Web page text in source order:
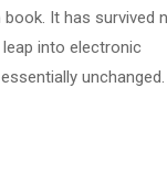
It has survived
into electronic
unchanged.